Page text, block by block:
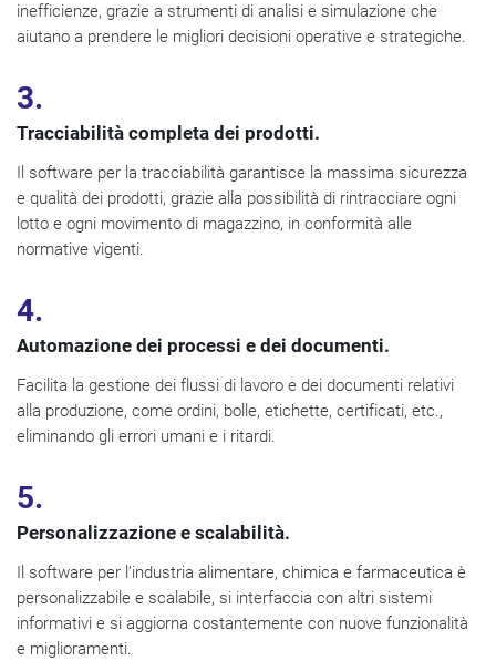
inefficienze, grazie a strumenti di analisi e simulazione che
aiutano a prendere le migliori decisioni operative e strategiche.
3.
Tracciabilità completa dei prodotti.
Il software per la tracciabilità garantisce la massima sicurezza
e qualità dei prodotti, grazie alla possibilità di rintracciare ogni
lotto e ogni movimento di magazzino, in conformità alle
normative vigenti.
4.
Automazione dei processi e dei documenti.
Facilita la gestione dei flussi di lavoro e dei documenti relativi
alla produzione, come ordini, bolle, etichette, certificati, etc.,
eliminando gli errori umani e i ritardi.
5.
Personalizzazione e scalabilità.
Il software per l’industria alimentare, chimica e farmaceutica è
personalizzabile e scalabile, si interfaccia con altri sistemi
informativi e si aggiorna costantemente con nuove funzionalità
e miglioramenti.